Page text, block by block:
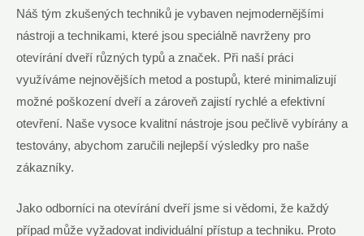
Náš tým zkušených techniků je vybaven nejmodernějšími
nástroji a technikami, které jsou speciálně navrženy pro
otevírání dveří různých typů a značek. Při naší práci
využíváme nejnovějších metod a postupů, které minimalizují
možné poškození dveří a zároveň zajistí rychlé a efektivní
otevření. Naše vysoce kvalitní nástroje jsou pečlivě vybírány a
testovány, abychom zaručili nejlepší výsledky pro naše
zákazníky.
Jako odborníci na otevírání dveří jsme si vědomi, že každý
případ může vyžadovat individuální přístup a techniku. Proto